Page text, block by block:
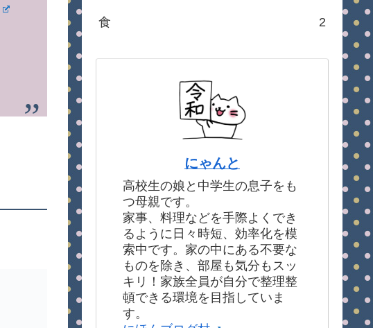
食 2
にゃんと
高校生の娘と中学生の息子をも
つ母親です。
家事、料理などを手際よくでき
るように日々時短、効率化を模
索中です。家の中にある不要な
ものを除き、部屋も気分もスッ
キリ！家族全員が自分で整理整
頓できる環境を目指していま
す。